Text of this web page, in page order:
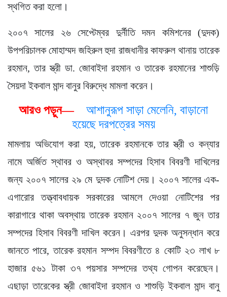
স্থগিত করা হলো।
২০০৭ সালের ২৬ সেপ্টেম্বর দুর্নীতি দমন কমিশনের (দুদক)
উপপরিচালক মোহাম্মদ জহিরুল হুদা রাজধানীর কাফরুল থানায় তারেক
রহমান, তার স্ত্রী ডা. জোবাইদা রহমান ও তারেক রহমানের শাশুড়ি
সৈয়দা ইকবাল মান্দ বানুর বিরুদ্ধে মামলা করেন।
আরও পড়ুন— আশানুরূপ সাড়া মেলেনি, বাড়ানো
হয়েছে দরপত্রের সময়
মামলায় অভিযোগ করা হয়, তারেক রহমানকে তার স্ত্রী ও কন্যার
নামে অর্জিত স্থাবর ও অস্থাবর সম্পদের হিসাব বিবরণী দাখিলের
জন্য ২০০৭ সালের ২৯ মে দুদক নোটিশ দেয়। ২০০৭ সালের এক-
এগারোর তত্ত্বাবধায়ক সরকারের আমলে দেওয়া নোটিশের পর
কারাগারে থাকা অবস্থায় তারেক রহমান ২০০৭ সালের ৭ জুন তার
সম্পদের হিসাব বিবরণী দাখিল করেন। এরপর দুদক অনুসন্ধান করে
জানতে পারে, তারেক রহমান সম্পদ বিবরণীতে ৪ কোটি ২৩ লাখ ৮
হাজার ৫৬১ টাকা ৩৭ পয়সার সম্পদের তথ্য গোপন করেছেন।
এছাড়া তারেকের স্ত্রী জোবাইদা রহমান ও শাশুড়ি ইকবাল মান্দ বানু